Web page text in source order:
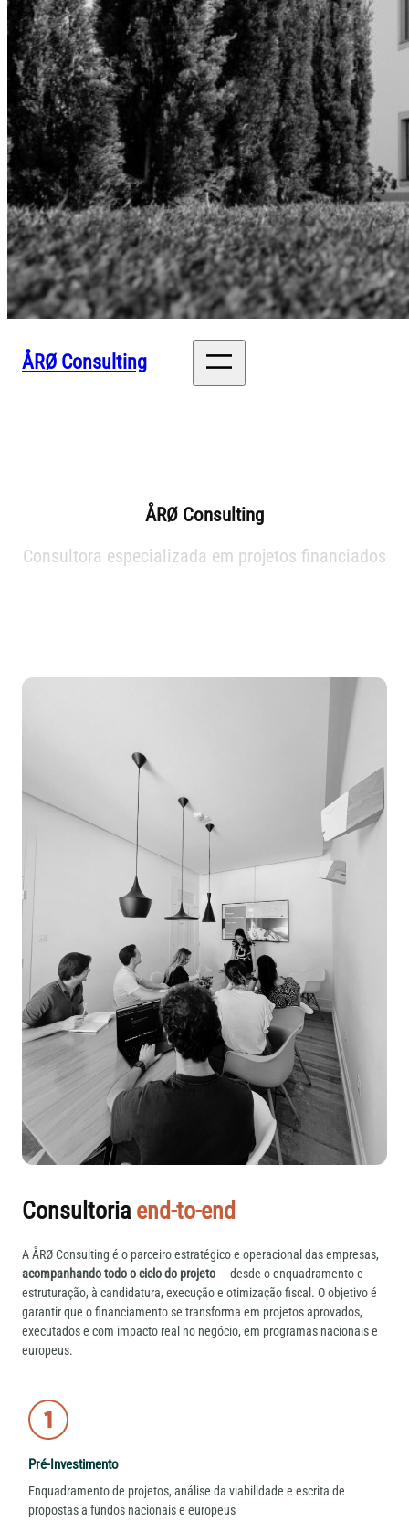
ÅRØ Consulting
ÅRØ Consulting
Consultora especializada em projetos financiados
Consultoria end-to-end
A ÅRØ Consulting é o parceiro estratégico e operacional das empresas,
acompanhando todo o ciclo do projeto — desde o enquadramento e
estruturação, à candidatura, execução e otimização fiscal. O objetivo é
garantir que o financiamento se transforma em projetos aprovados,
executados e com impacto real no negócio, em programas nacionais e
europeus.
Pré-Investimento
Enquadramento de projetos, análise da viabilidade e escrita de
propostas a fundos nacionais e europeus